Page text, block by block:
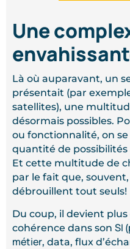
Une
Là où auparavant, un
présentait (par
satellites), une
désormais possibles.
ou fonctionnalité, on
quantité de
Et cette multitude de
par le fait que,
débrouillent tout seuls!
Du coup, il devient
cohérence dans son SI (
métier, data, flux